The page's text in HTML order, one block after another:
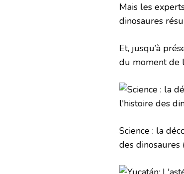
Mais les
dinosaures
Et, jusqu’à
du moment de
Science : la
des dinosaures